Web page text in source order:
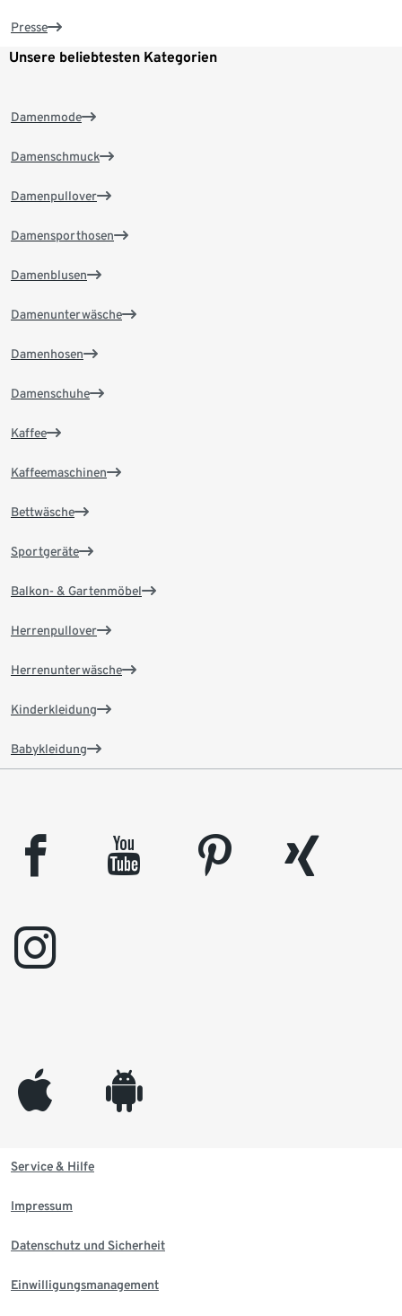
Presse
Unsere beliebtesten Kategorien
Damenmode
Damenschmuck
Damenpullover
Damensporthosen
Damenblusen
Damenunterwäsche
Damenhosen
Damenschuhe
Kaffee
Kaffeemaschinen
Bettwäsche
Sportgeräte
Balkon- & Gartenmöbel
Herrenpullover
Herrenunterwäsche
Kinderkleidung
Babykleidung
facebook youtube pinterest
xing
instagram
appleinc android
Service & Hilfe
Impressum
Datenschutz und Sicherheit
Einwilligungsmanagement